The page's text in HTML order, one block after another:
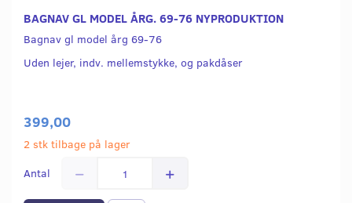
BAGNAV GL MODEL ÅRG. 69-76 NYPRODUKTION
Bagnav gl model årg 69-76
Uden lejer, indv. mellemstykke, og pakdåser
399,00
2 stk tilbage på lager
Antal